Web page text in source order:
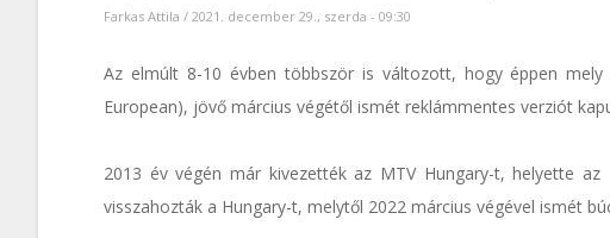
Farkas Attila / 2021. december 29., szerda - 09:30
Az elmúlt 8-10 évben többször is változott, hogy éppen
European), jövő március végétől ismét reklámmentes verziót
2013 év végén már kivezették az MTV Hungary-t, helyette
visszahozták a Hungary-t, melytől 2022 március végével ismét